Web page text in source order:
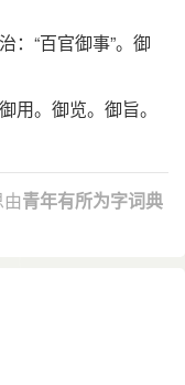
“百官御事”。御
。御览。御旨。
青年有所为字词典